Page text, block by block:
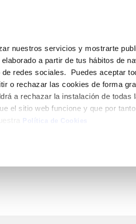
nuestros servicios y mostrarte
a partir de tus hábitos de
redes sociales. Puedes aceptar
o rechazar las cookies de forma
a rechazar la instalación de todas
el sitio web funcione y que por
Política de Cookies
MODIFICACIÓN DE DATOS
Actualizar datos bancarios
Actualizar datos de domicilio
Actualizar datos personales
COMPROMISO DE SERVICIO
Normativa del servicio
Customer Counsel
CUIDADOS DEL AGUA
Consejos de ahorro
Depósitos comunitarios
Consejos para evitar averías en